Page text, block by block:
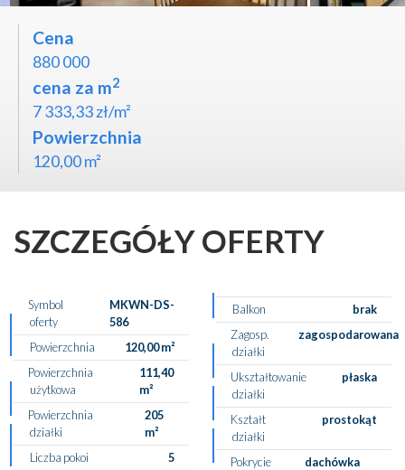
Cena
880 000
cena za m2
7 333,33 zł/m²
Powierzchnia
120,00 m²
SZCZEGÓŁY OFERTY
Symbol
oferty
MKWN-DS-
586
Powierzchnia
120,00 m²
Powierzchnia
użytkowa
111,40
m²
Powierzchnia
działki
205
m²
Liczba pokoi
5
Balkon
brak
Zagosp.
działki
zagospodarowana
Ukształtowanie
działki
płaska
Kształt
działki
prostokąt
Pokrycie
dachówka